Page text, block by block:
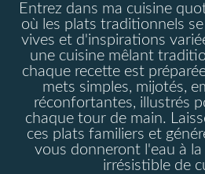
Entrez dans ma cuisine
où les plats traditionnels
vives et d'inspirations
une cuisine mêlant
chaque recette est
mets simples, mijotés,
réconfortantes, illustrés
chaque tour de main.
ces plats familiers et
vous donneront l'eau à
irrésistible de